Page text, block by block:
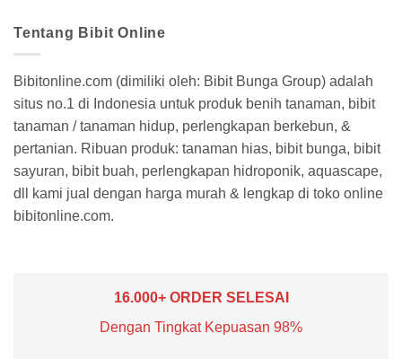
Tentang Bibit Online
Bibitonline.com (dimiliki oleh: Bibit Bunga Group) adalah
situs no.1 di Indonesia untuk produk benih tanaman, bibit
tanaman / tanaman hidup, perlengkapan berkebun, &
pertanian. Ribuan produk: tanaman hias, bibit bunga, bibit
sayuran, bibit buah, perlengkapan hidroponik, aquascape,
dll kami jual dengan harga murah & lengkap di toko online
bibitonline.com.
16.000+ ORDER SELESAI
Dengan Tingkat Kepuasan 98%